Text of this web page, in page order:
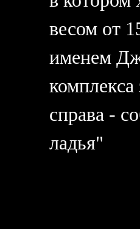
весом от
именем
справа -
ладья"